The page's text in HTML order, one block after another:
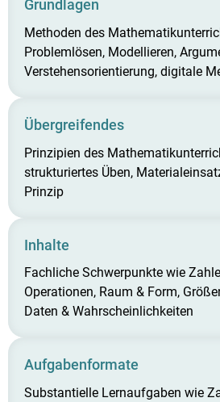
Grundlagen
Methoden des
Problemlösen, Modellieren,
Verstehensorientierung, digitale
Übergreifendes
Prinzipien des
strukturiertes Üben,
Prinzip
Inhalte
Fachliche Schwerpunkte wie
Operationen, Raum & Form,
Daten & Wahrscheinlichkeiten
Aufgabenformate
Substantielle Lernaufgaben wie